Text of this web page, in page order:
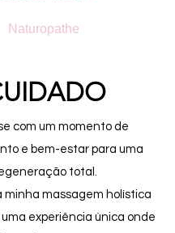
Naturopathe
com um momento de
e bem-estar para uma
total.
minha massagem holística
experiência única onde